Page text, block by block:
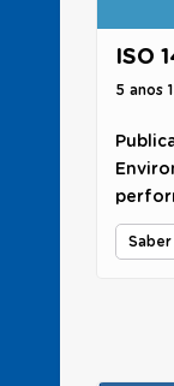
ISO
5 anos
Saber